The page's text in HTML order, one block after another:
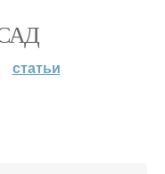
статьи